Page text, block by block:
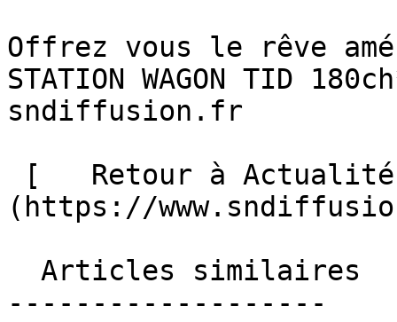
Offrez vous le rêve
STATION WAGON TID
sndiffusion.fr
(https://
-------------------